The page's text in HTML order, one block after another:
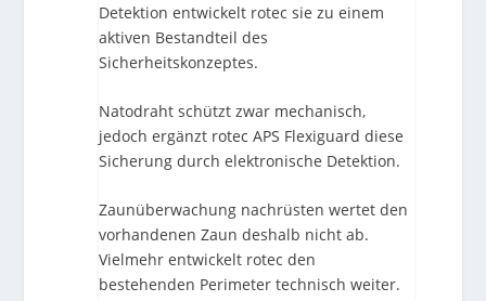
Detektion entwickelt rotec sie zu einem
aktiven Bestandteil des
Sicherheitskonzeptes.
Natodraht schützt zwar mechanisch,
jedoch ergänzt rotec APS Flexiguard diese
Sicherung durch elektronische Detektion.
Zaunüberwachung nachrüsten wertet den
vorhandenen Zaun deshalb nicht ab.
Vielmehr entwickelt rotec den
bestehenden Perimeter technisch weiter.